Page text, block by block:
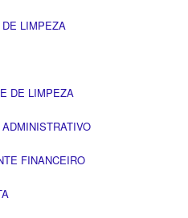
LIMPEZA
DE LIMPEZA
FINANCEIRO